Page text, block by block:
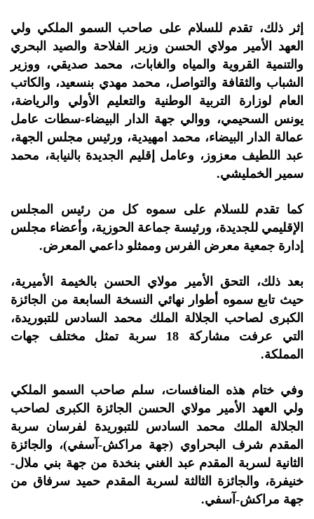
إثر ذلك، تقدم للسلام على صاحب السمو الملكي ولي
العهد الأمير مولاي الحسن وزير الفلاحة والصيد البحري
والتنمية القروية والمياه والغابات، محمد صديقي، ووزير
الشباب والثقافة والتواصل، محمد مهدي بنسعيد، والكاتب
العام لوزارة التربية الوطنية والتعليم الأولي والرياضة،
يونس السحيمي، ووالي جهة الدار البيضاء-سطات عامل
عمالة الدار البيضاء، محمد امهيدية، ورئيس مجلس الجهة،
عبد اللطيف معزوز، وعامل إقليم الجديدة بالنيابة، محمد
سمير الخمليشي.
كما تقدم للسلام على سموه كل من رئيس المجلس
الإقليمي للجديدة، ورئيسة جماعة الحوزية، وأعضاء مجلس
إدارة جمعية معرض الفرس وممثلو داعمي المعرض.
بعد ذلك، التحق الأمير مولاي الحسن بالخيمة الأميرية،
حيث تابع سموه أطوار نهائي النسخة السابعة من الجائزة
الكبرى لصاحب الجلالة الملك محمد السادس للتبوريدة،
التي عرفت مشاركة 18 سربة تمثل مختلف جهات
المملكة.
وفي ختام هذه المنافسات، سلم صاحب السمو الملكي
ولي العهد الأمير مولاي الحسن الجائزة الكبرى لصاحب
الجلالة الملك محمد السادس للتبوريدة لفرسان سربة
المقدم شرف البحراوي (جهة مراكش-آسفي)، والجائزة
الثانية لسربة المقدم عبد الغني بنخدة من جهة بني ملال-
خنيفرة، والجائزة الثالثة لسربة المقدم حميد سرفاق من
جهة مراكش-آسفي.